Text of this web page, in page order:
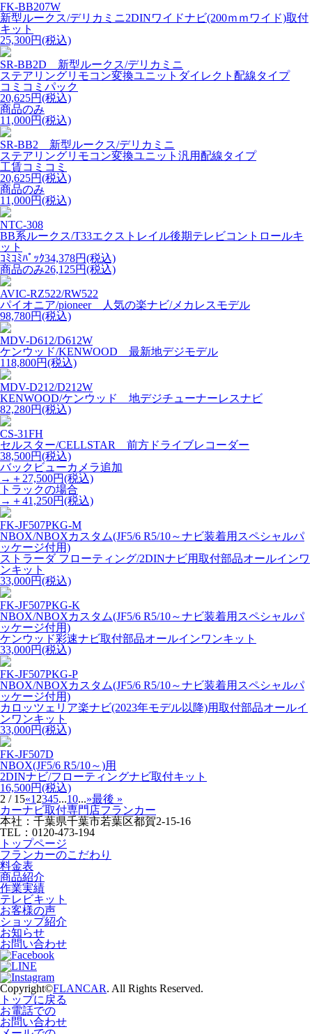
FK-BB207W
新型ルークス/デリカミニ2DINワイドナビ(200ｍｍワイド)取付
キット
25,300円(税込)
SR-BB2D 新型ルークス/デリカミニ
ステアリングリモコン変換ユニットダイレクト配線タイプ
コミコミパック
20,625円(税込)
商品のみ
11,000円(税込)
SR-BB2 新型ルークス/デリカミニ
ステアリングリモコン変換ユニット汎用配線タイプ
工賃コミコミ
20,625円(税込)
商品のみ
11,000円(税込)
NTC-308
BB系ルークス/T33エクストレイル後期テレビコントロールキ
ット
ｺﾐｺﾐﾊﾟｯｸ34,378円(税込)
商品のみ26,125円(税込)
AVIC-RZ522/RW522
パイオニア/pioneer 人気の楽ナビ/メカレスモデル
98,780円(税込)
MDV-D612/D612W
ケンウッド/KENWOOD 最新地デジモデル
118,800円(税込)
MDV-D212/D212W
KENWOOD/ケンウッド 地デジチューナーレスナビ
82,280円(税込)
CS-31FH
セルスター/CELLSTAR 前方ドライブレコーダー
38,500円(税込)
バックビューカメラ追加
→＋27,500円(税込)
トラックの場合
→＋41,250円(税込)
FK-JF507PKG-M
NBOX/NBOXカスタム(JF5/6 R5/10～ナビ装着用スペシャルパ
ッケージ付用)
ストラーダ フローティング/2DINナビ用取付部品オールインワ
ンキット
33,000円(税込)
FK-JF507PKG-K
NBOX/NBOXカスタム(JF5/6 R5/10～ナビ装着用スペシャルパ
ッケージ付用)
ケンウッド彩速ナビ取付部品オールインワンキット
33,000円(税込)
FK-JF507PKG-P
NBOX/NBOXカスタム(JF5/6 R5/10～ナビ装着用スペシャルパ
ッケージ付用)
カロッツェリア楽ナビ(2023年モデル以降)用取付部品オールイ
ンワンキット
33,000円(税込)
FK-JF507D
NBOX(JF5/6 R5/10～)用
2DINナビ/フローティングナビ取付キット
16,500円(税込)
2 / 15«1 2345...10...»最後 »
カーナビ取付専⾨店フランカー
本社：千葉県千葉市若葉区都賀2-15-16
TEL：0120-473-194
トップページ
フランカーのこだわり
料金表
商品紹介
作業実績
テレビキット
お客様の声
ショップ紹介
お知らせ
お問い合わせ
Copyright©FLANCAR. All Rights Reserved.
トップに戻る
お電話での
お問い合わせ